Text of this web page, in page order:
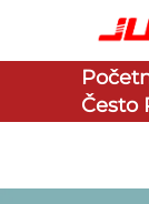
Često